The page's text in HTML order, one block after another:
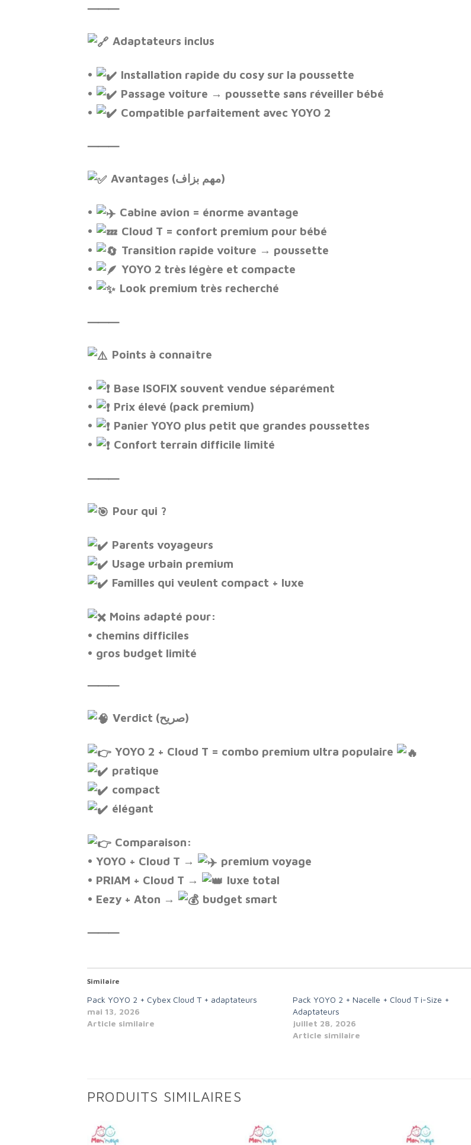
⸻
Adaptateurs inclus
•
Installation rapide du cosy sur la poussette
•
Passage voiture → poussette sans réveiller bébé
•
Compatible parfaitement avec YOYO 2
⸻
Avantages (مهم بزاف)
•
Cabine avion = énorme avantage
•
Cloud T = confort premium pour bébé
•
Transition rapide voiture → poussette
•
YOYO 2 très légère et compacte
•
Look premium très recherché
⸻
Points à connaître
•
Base ISOFIX souvent vendue séparément
•
Prix élevé (pack premium)
•
Panier YOYO plus petit que grandes poussettes
•
Confort terrain difficile limité
⸻
Pour qui ?
Parents voyageurs
Usage urbain premium
Familles qui veulent compact + luxe
Moins adapté pour:
• chemins difficiles
• gros budget limité
⸻
Verdict (صريح)
YOYO 2 + Cloud T = combo premium ultra populaire
pratique
compact
élégant
Comparaison:
• YOYO + Cloud T →
premium voyage
• PRIAM + Cloud T →
luxe total
• Eezy + Aton →
budget smart
⸻
Similaire
Pack YOYO 2 + Cybex Cloud T + adaptateurs
mai 13, 2026
Article similaire
Pack YOYO 2 + Nacelle + Cloud T i-Size +
Adaptateurs
juillet 28, 2026
Article similaire
PRODUITS SIMILAIRES